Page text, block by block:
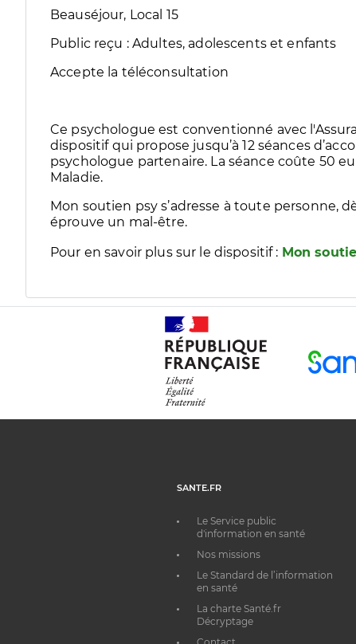
Beauséjour, Local 15
Public reçu : Adultes, adolescents et enfants
Accepte la téléconsultation
Ce psychologue est conventionné avec
dispositif qui propose jusqu’à 12 séances
psychologue partenaire. La séance coûte 50
Maladie.
Mon soutien psy s’adresse à toute personne,
éprouve un mal-être.
Pour en savoir plus sur le dispositif : Mon
SANTE.FR
Le Service public
d'information en santé
Nos missions
Le Standard de l’information
en santé
La charte Santé.fr
Décryptage